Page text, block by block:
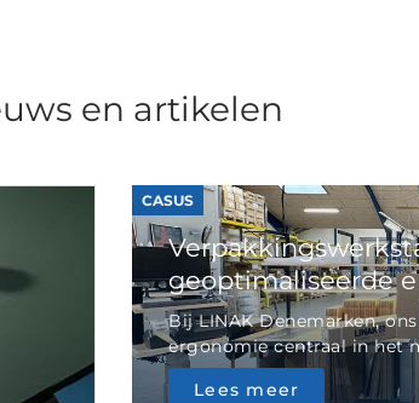
en artikelen
CASUS
geoptimaliseerde
Bij LINAK Denemarken,
ergonomie centraal in het
Lees meer